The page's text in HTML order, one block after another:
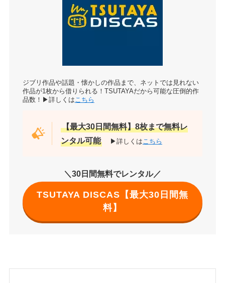
ジブリ作品や話題・懐かしの作品まで、ネットでは見れない
作品が1枚から借りられる！TSUTAYAだから可能な圧倒的作
品数！▶詳しくは こちら
【最大30日間無料】8枚まで無料レ
ンタル可能
▶詳しくは こちら
＼30日間無料でレンタル／
TSUTAYA DISCAS【最大30日間無
料】